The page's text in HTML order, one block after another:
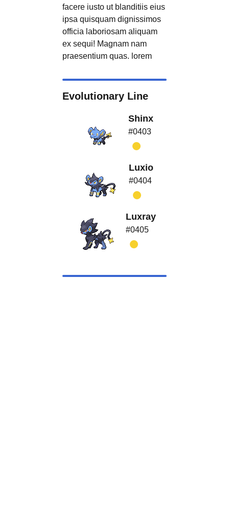
facere iusto ut blanditiis eius
ipsa quisquam dignissimos
officia laboriosam aliquam
ex sequi! Magnam nam
praesentium quas. lorem
Evolutionary Line
Shinx
#0403
Luxio
#0404
Luxray
#0405